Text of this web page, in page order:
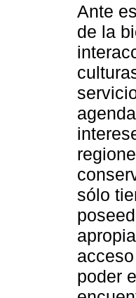
Ante
de la
sólo
poder